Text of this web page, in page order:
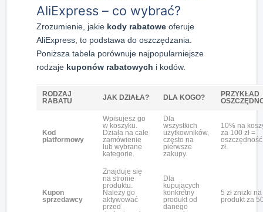
AliExpress – co wybrać?
Zrozumienie, jakie kody rabatowe oferuje
AliExpress, to podstawa do oszczędzania.
Poniższa tabela porównuje najpopularniejsze
rodzaje kuponów rabatowych i kodów.
RODZAJ
RABATU
JAK DZIAŁA? DLA KOGO?
PRZYKŁAD
Kod
platformowy
Wpisujesz go
w koszyku.
Działa na całe
zamówienie
lub wybrane
kategorie.
Dla
wszystkich
użytkowników,
często na
pierwsze
zakupy.
10% na
za 100 zł =
zł.
Kupon
sprzedawcy
Znajduje się
na stronie
produktu.
Należy go
aktywować
przed
Dla
kupujących
konkretny
produkt od
danego
5 zł zniżki na
produkt za